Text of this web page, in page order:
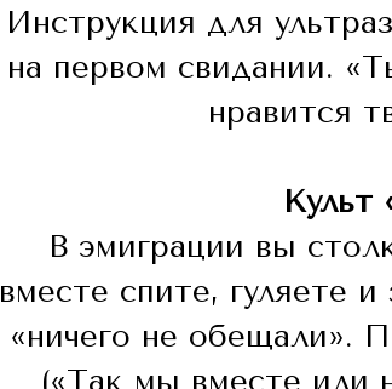
Инструкция для
на первом свидании.
нравится
Культ
В эмиграции вы
вместе спите, гуляете
«ничего не обещали».
(«Так мы вместе или